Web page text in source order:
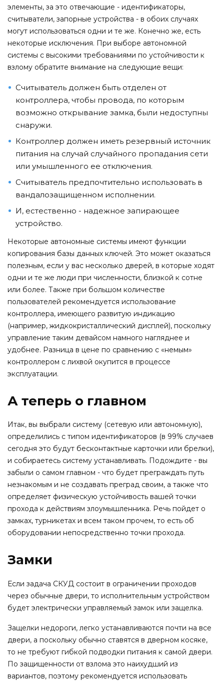
элементы, за это отвечающие - идентификаторы,
считыватели, запорные устройства - в обоих случаях
могут использоваться одни и те же. Конечно же, есть
некоторые исключения. При выборе автономной
системы с высокими требованиями по устойчивости к
взлому обратите внимание на следующие вещи:
Считыватель должен быть отделен от
контроллера, чтобы провода, по которым
возможно открывание замка, были недоступны
снаружи.
Контроллер должен иметь резервный источник
питания на случай случайного пропадания сети
или умышленного ее отключения.
Считыватель предпочтительно использовать в
вандалозащищенном исполнении.
И, естественно - надежное запирающее
устройство.
Некоторые автономные системы имеют функции
копирования базы данных ключей. Это может оказаться
полезным, если у вас несколько дверей, в которые ходят
одни и те же люди при численности, близкой к сотне
или более. Также при большом количестве
пользователей рекомендуется использование
контроллера, имеющего развитую индикацию
(например, жидкокристаллический дисплей), поскольку
управление таким девайсом намного нагляднее и
удобнее. Разница в цене по сравнению с «немым»
контроллером с лихвой окупится в процессе
эксплуатации.
А теперь о главном
Итак, вы выбрали систему (сетевую или автономную),
определились с типом идентификаторов (в 99% случаев
сегодня это будут бесконтактные карточки или брелки),
и собираетесь систему устанавливать. Подождите - вы
забыли о самом главном - что будет преграждать путь
незнакомым и не создавать преград своим, а также что
определяет физическую устойчивость вашей точки
прохода к действиям злоумышленника. Речь пойдет о
замках, турникетах и всем таком прочем, то есть об
оборудовании непосредственно точки прохода.
Замки
Если задача СКУД состоит в ограничении проходов
через обычные двери, то исполнительным устройством
будет электрически управляемый замок или защелка.
Защелки недороги, легко устанавливаются почти на все
двери, а поскольку обычно ставятся в дверном косяке,
то не требуют гибкой подводки питания к самой двери.
По защищенности от взлома это наихудший из
вариантов, поэтому рекомендуется использовать